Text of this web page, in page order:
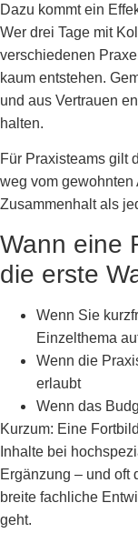
Dazu kommt ein
Wer drei Tage mit
verschiedenen
kaum entstehen.
und aus Vertrauen
halten.
Für Praxisteams gilt
weg vom gewohnten
Zusammenhalt als
Wann eine
die erste
Wenn Sie
Einzelthema
Wenn die
erlaubt
Wenn das
Kurzum: Eine
Inhalte bei
Ergänzung – und oft
breite fachliche
geht.